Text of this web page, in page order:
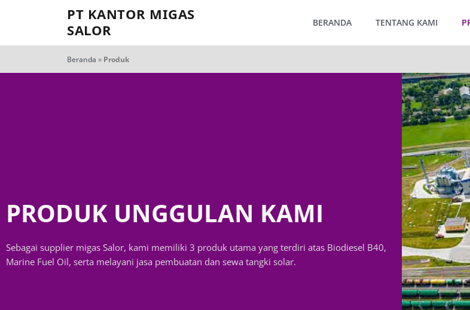
PT KANTOR MIGAS
SALOR
BERANDA TENTANG KAMI
Beranda » Produk
PRODUK UNGGULAN KAMI
Sebagai supplier migas Salor, kami memiliki 3 produk utama yang terdiri atas Biodiesel B40,
Marine Fuel Oil, serta melayani jasa pembuatan dan sewa tangki solar.